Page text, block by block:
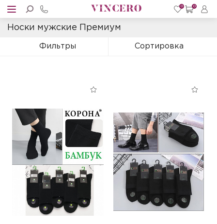
0 0
Носки мужские Премиум
Фильтры Сортировка